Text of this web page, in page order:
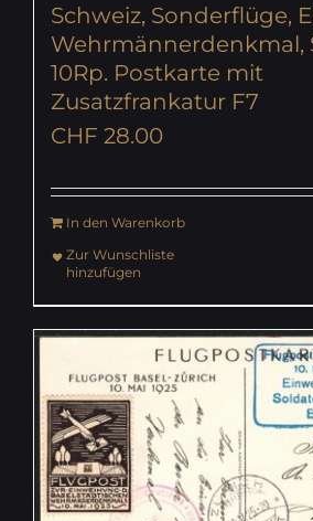
Schweiz, Sonderflüge,
Wehrmännerdenkmal,
10Rp. Postkarte mit
Zusatzfrankatur F7
CHF 28.00
In den Warenkorb
Zur Wunschliste
hinzufügen